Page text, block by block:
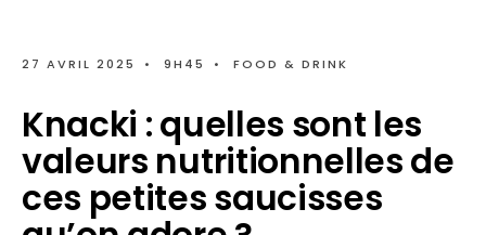
27 AVRIL 2025 • 9H45 • FOOD & DRINK
Knacki : quelles sont les
valeurs nutritionnelles de
ces petites saucisses